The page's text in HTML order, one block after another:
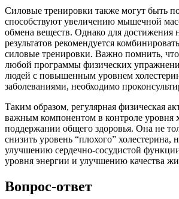
Силовые тренировки также могут быть
способствуют увеличению мышечной
обмена веществ. Однако для достижения
результатов рекомендуется
силовые тренировки. Важно помнить,
любой программы физических
людей с повышенным уровнем
заболеваниями, необходимо
Таким образом, регулярная физическая
важным компонентом в контроле уровня
поддержании общего здоровья. Она не
снизить уровень “плохого” холестерина,
улучшению сердечно-сосудистой
уровня энергии и улучшению качества
Вопрос-ответ